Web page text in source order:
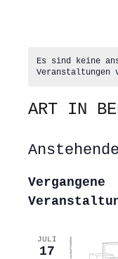
Es sind keine
Veranstaltungen
ART IN
Anstehende
wählen.
Vergangene
JULI
17